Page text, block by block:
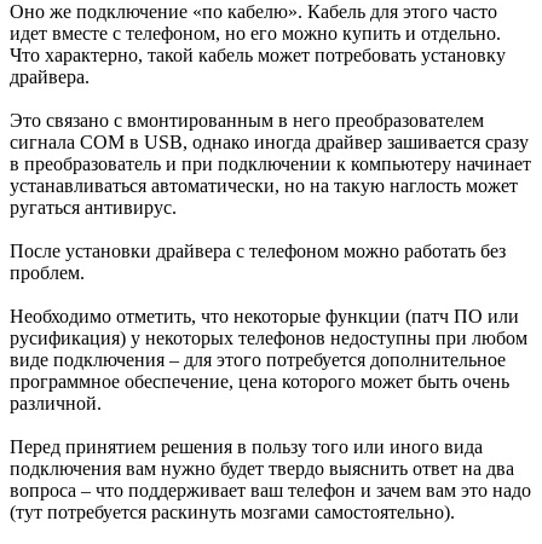
Оно же подключение «по кабелю». Кабель для этого часто
идет вместе с телефоном, но его можно купить и отдельно.
Что характерно, такой кабель может потребовать установку
драйвера.
Это связано с вмонтированным в него преобразователем
сигнала COM в USB, однако иногда драйвер зашивается сразу
в преобразователь и при подключении к компьютеру начинает
устанавливаться автоматически, но на такую наглость может
ругаться антивирус.
После установки драйвера с телефоном можно работать без
проблем.
Необходимо отметить, что некоторые функции (патч ПО или
русификация) у некоторых телефонов недоступны при любом
виде подключения – для этого потребуется дополнительное
программное обеспечение, цена которого может быть очень
различной.
Перед принятием решения в пользу того или иного вида
подключения вам нужно будет твердо выяснить ответ на два
вопроса – что поддерживает ваш телефон и зачем вам это надо
(тут потребуется раскинуть мозгами самостоятельно).